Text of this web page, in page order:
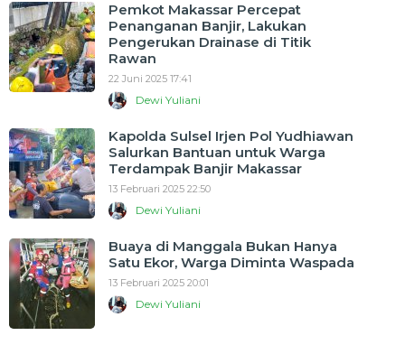
Pemkot Makassar Percepat
Penanganan Banjir, Lakukan
Pengerukan Drainase di Titik
Rawan
22 Juni 2025 17:41
Dewi Yuliani
Kapolda Sulsel Irjen Pol Yudhiawan
Salurkan Bantuan untuk Warga
Terdampak Banjir Makassar
13 Februari 2025 22:50
Dewi Yuliani
Buaya di Manggala Bukan Hanya
Satu Ekor, Warga Diminta Waspada
13 Februari 2025 20:01
Dewi Yuliani